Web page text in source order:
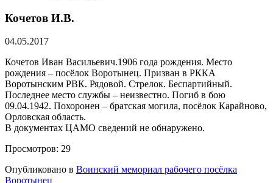
Кочетов И.В.
04.05.2017
Кочетов Иван Васильевич.1906 года рождения. Место
рождения – посёлок Воротынец. Призван в РККА
Воротынским РВК. Рядовой. Стрелок. Беспартийный.
Последнее место службы – неизвестно. Погиб в бою
09.04.1942. Похоронен – братская могила, посёлок Карайново,
Орловская область.
В документах ЦАМО сведений не обнаружено.
Просмотров: 29
Опубликовано в Воинский мемориал рабочего посёлка
Воротынец